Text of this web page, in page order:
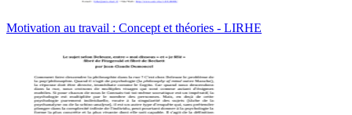
Motivation au travail : Concept et théories - LIRHE